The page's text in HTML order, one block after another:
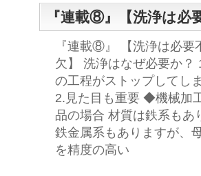
『連載⑧』【洗浄は必
『連載⑧』 【洗浄は必要
欠】 洗浄はなぜ必要か？
の工程がストップしてし
2.見た目も重要 ◆機械加
品の場合 材質は鉄系もあ
鉄金属系もありますが、
を精度の高い